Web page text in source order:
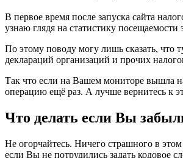
В первое время после запуска сайта
узнаю глядя на статистику посещаемости
По этому поводу могу лишь сказать, что
деклараций организаций и прочих
Так что если на Вашем мониторе вышла
операцию ещё раз. А лучше вернитесь к
Что делать если Вы
Не огорчайтесь. Ничего страшного в
если Вы не потрудились задать кодовое